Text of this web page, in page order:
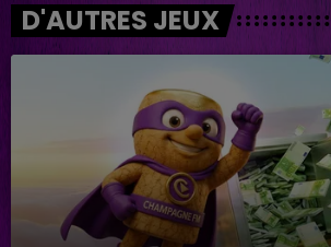
D'AUTRES JEUX